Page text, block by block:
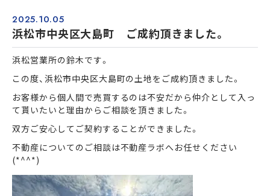
簡単！不動産査定
まずは何でもお気軽に
お問い合わせ・ご相談ください！
0120-41-1173
メールでお問い合わせ
2025.10.05
浜松市中央区大島町 ご成約頂きました。
浜松営業所の鈴木です。
この度、浜松市中央区大島町の土地をご成約頂きました。
お客様から個人間で売買するのは不安だから仲介として入っ
て貰いたいと理由からご相談を頂きました。
双方ご安心してご契約することができました。
不動産についてのご相談は不動産ラボへお任せください
(*^^*)